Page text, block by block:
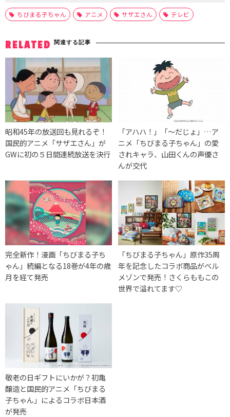
ちびまる子ちゃん アニメ サザエさん テレビ
RELATED 関連する記事
昭和45年の放送回も見れるぞ！
国民的アニメ「サザエさん」が
GWに初の５日間連続放送を決行
「アハハ！」「～だじょ」…ア
ニメ「ちびまる子ちゃん」の愛
されキャラ、山田くんの声優さ
んが交代
完全新作！漫画「ちびまる子ち
ゃん」続編となる18巻が4年の歳
月を経て発売
「ちびまる子ちゃん」原作35周
年を記念したコラボ商品がベル
メゾンで発売！さくらももこの
世界で溢れてます♡
敬老の日ギフトにいかが？初亀
醸造と国民的アニメ「ちびまる
子ちゃん」によるコラボ日本酒
が発売